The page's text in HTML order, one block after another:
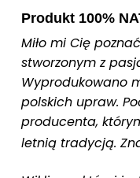
Produkt 100%
Miło mi Cię
stworzonym z
Wyprodukowano
polskich upraw.
producenta,
letnią tradycją.